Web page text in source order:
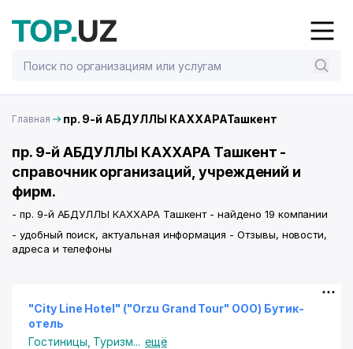
Главная пр. 9-й АБДУЛЛЫ КАХХАРАТашкент
пр. 9-й АБДУЛЛЫ КАХХАРА Ташкент -
справочник организаций, учреждений и
фирм.
- пр. 9-й АБДУЛЛЫ КАХХАРА Ташкент - найдено 19 компании
- удобный поиск, актуальная информация - Отзывы, новости,
адреса и телефоны
"City Line Hotel" ("Orzu Grand Tour" ООО) Бутик-
отель
Гостиницы Туризм... ещё